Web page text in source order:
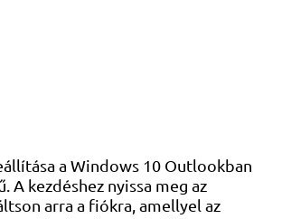
a Windows 10 Outlookban
A kezdéshez nyissa meg az
arra a fiókra, amellyel az